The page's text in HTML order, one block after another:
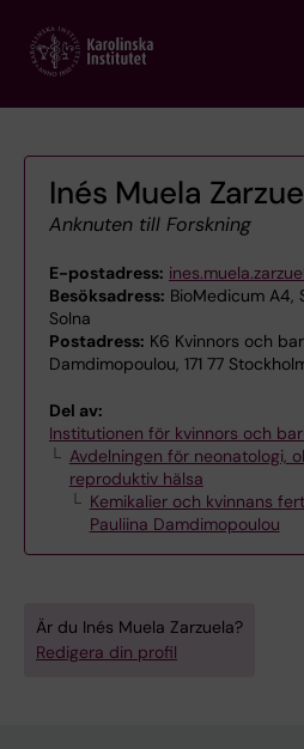
main
Inés Muela
Anknuten till Forskning
E-postadress:
Besöksadress: BioMedicum A4,
Solna
Postadress: K6 Kvinnors och
Damdimopoulou, 171 77
Del av:
Institutionen för kvinnors och
Avdelningen för neonatologi,
reproduktiv hälsa
Kemikalier och kvinnans
Pauliina Damdimopoulou
Är du Inés Muela Zarzuela?
Redigera din profil